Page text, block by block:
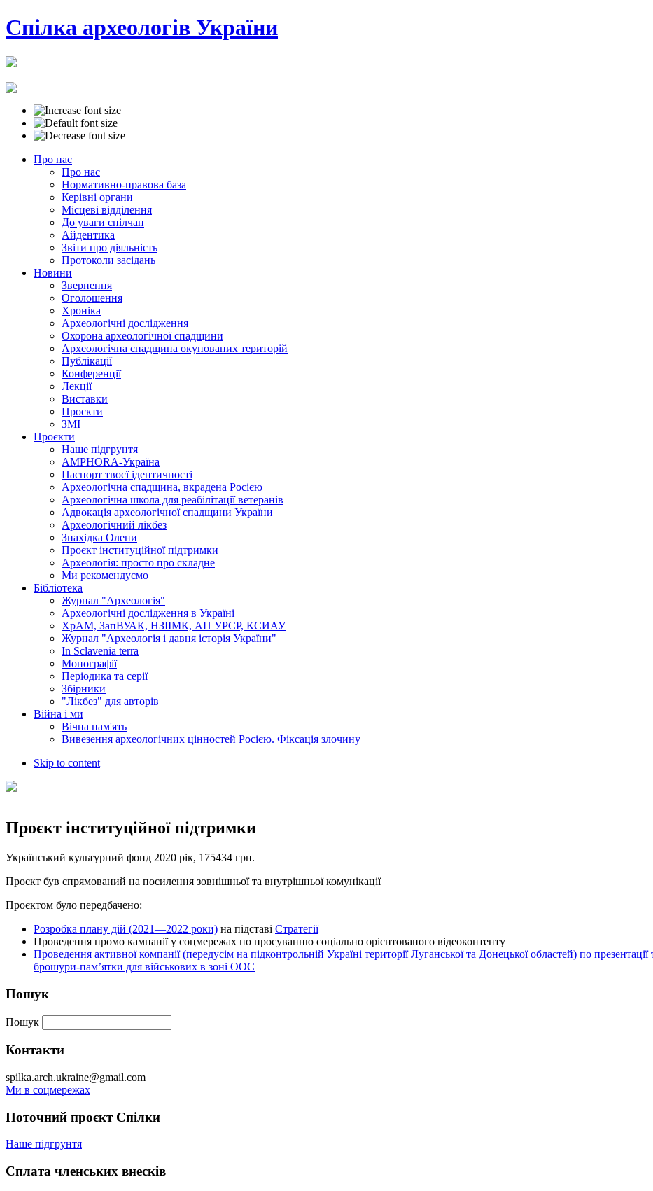
Cпілка археологів України
Про нас
Про нас
Нормативно-правова база
Керівні органи
Місцеві відділення
До уваги спілчан
Айдентика
Звіти про діяльність
Протоколи засідань
Новини
Звернення
Оголошення
Хроніка
Археологічні дослідження
Охорона археологічної спадщини
Археологічна спадщина окупованих територій
Публікації
Конференції
Лекції
Виставки
Проєкти
ЗМІ
Проєкти
Наше підгрунтя
AMPHORA-Україна
Паспорт твоєї ідентичності
Археологічна спадщина, вкрадена Росією
Археологічна школа для реабілітації ветеранів
Адвокація археологічної спадщини України
Археологічний лікбез
Знахідка Олени
Проєкт інституційної підтримки
Археологія: просто про складне
Ми рекомендуємо
Бібліотека
Журнал "Археологія"
Археологічні дослідження в Україні
ХрАМ, ЗапВУАК, НЗІІМК, АП УРСР, КСИАУ
Журнал "Археологія і давня історія України"
In Sclavenia terra
Монографії
Періодика та серії
Збірники
"Лікбез" для авторів
Війна і ми
Вічна пам'ять
Вивезення археологічних цінностей Росією. Фіксація злочину
Skip to content
Проєкт інституційної підтримки
Український культурний фонд 2020 рік, 175434 грн.
Проєкт був спрямований на посилення зовнішньої та внутрішньої комунікації
Проєктом було передбачено:
Розробка плану дій (2021—2022 роки) на підставі Стратегії
Проведення промо кампанії у соцмережах по просуванню соціально орієнтованого відеоконтенту
Проведення активної компанії (передусім на підконтрольній Україні території Луганської та Донецької областей) по презентації
брошури-пам’ятки для військових в зоні ООС
Пошук
Пошук
Контакти
spilka.arch.ukraine@gmail.com
Ми в соцмережах
Поточний проєкт Спілки
Наше підгрунтя
Сплата членських внесків